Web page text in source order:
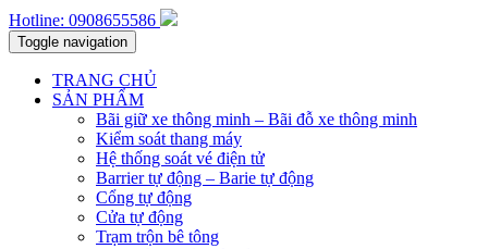
Hotline: 0908655586
Toggle navigation
TRANG CHỦ
SẢN PHẨM
Bãi giữ xe thông minh – Bãi đỗ xe thông minh
Kiểm soát thang máy
Hệ thống soát vé điện tử
Barrier tự động – Barie tự động
Cổng tự động
Cửa tự động
Trạm trộn bê tông